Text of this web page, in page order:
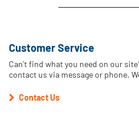
Customer Service
Can't find what you need on our
contact us via message or phone.
Contact Us